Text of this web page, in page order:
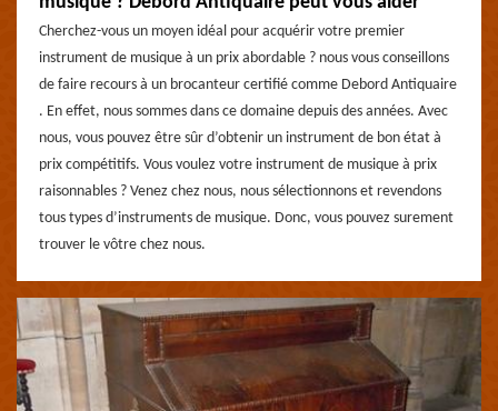
Cherchez-vous un moyen idéal pour acquérir votre premier
instrument de musique à un prix abordable ? nous vous conseillons
de faire recours à un brocanteur certifié comme Debord Antiquaire
. En effet, nous sommes dans ce domaine depuis des années. Avec
nous, vous pouvez être sûr d’obtenir un instrument de bon état à
prix compétitifs. Vous voulez votre instrument de musique à prix
raisonnables ? Venez chez nous, nous sélectionnons et revendons
tous types d’instruments de musique. Donc, vous pouvez surement
trouver le vôtre chez nous.